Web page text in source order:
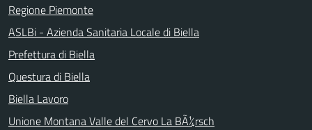
Regione Piemonte
ASLBi - Azienda Sanitaria Locale di Biella
Prefettura di Biella
Questura di Biella
Biella Lavoro
Unione Montana Valle del Cervo La BÃ¼rsch